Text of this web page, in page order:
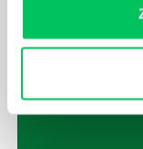
dziedziny
wprowadzenie
produktów,